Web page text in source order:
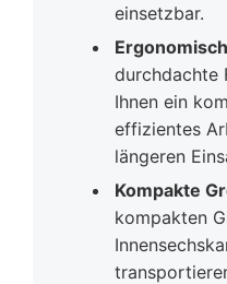
einsetzbar.
durchdachte
Ihnen ein
effizientes
längeren
Kompakte
kompakten